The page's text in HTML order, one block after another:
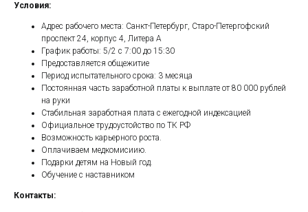
Условия:
Адрес рабочего места: Санкт-Петербург, Старо-Петергофский
проспект 24, корпус 4, Литера А
График работы: 5/2 с 7:00 до 15:30
Предоставляется общежитие
Период испытательного срока: 3 месяца
Постоянная часть заработной платы к выплате от 80 000 рублей
на руки
Стабильная заработная плата с ежегодной индексацией
Официальное трудоустойство по ТК РФ
Возможность карьерного роста.
Оплачиваем медкомисиию.
Подарки детям на Новый год.
Обучение с наставником
Контакты: